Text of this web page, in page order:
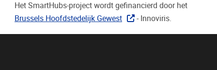
Het SmartHubs-project wordt gefinancierd door het
Brussels Hoofdstedelijk Gewest
- Innoviris.